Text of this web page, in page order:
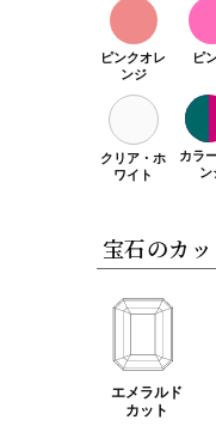
ピンクオレ
ンジ
ピ
クリア・ホ
ワイト
カラ
ン
宝石のカ
エメラルド
カット